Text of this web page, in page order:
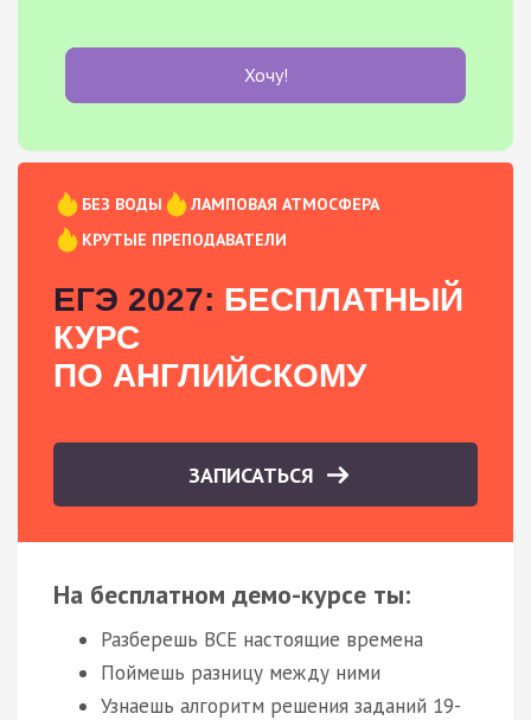
Хочу!
БЕЗ ВОДЫ
ЛАМПОВАЯ АТМОСФЕРА
КРУТЫЕ ПРЕПОДАВАТЕЛИ
ЕГЭ 2027: БЕСПЛАТНЫЙ
КУРС
ПО АНГЛИЙСКОМУ
ЗАПИСАТЬСЯ
На бесплатном демо-курсе ты:
Разберешь ВСЕ настоящие времена
Поймешь разницу между ними
Узнаешь алгоритм решения заданий 19-